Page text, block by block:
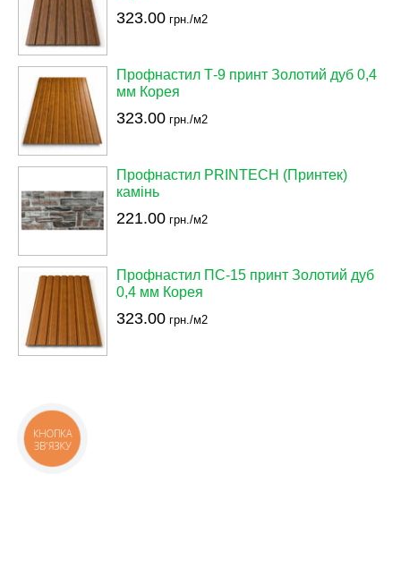
323.00 грн./м2
Профнастил Т-9 принт Золотий дуб 0,4
мм Корея
323.00 грн./м2
Профнастил PRINTECH (Принтек)
камінь
221.00 грн./м2
Профнастил ПС-15 принт Золотий дуб
0,4 мм Корея
323.00 грн./м2
КНОПКА
ЗВ'ЯЗКУ